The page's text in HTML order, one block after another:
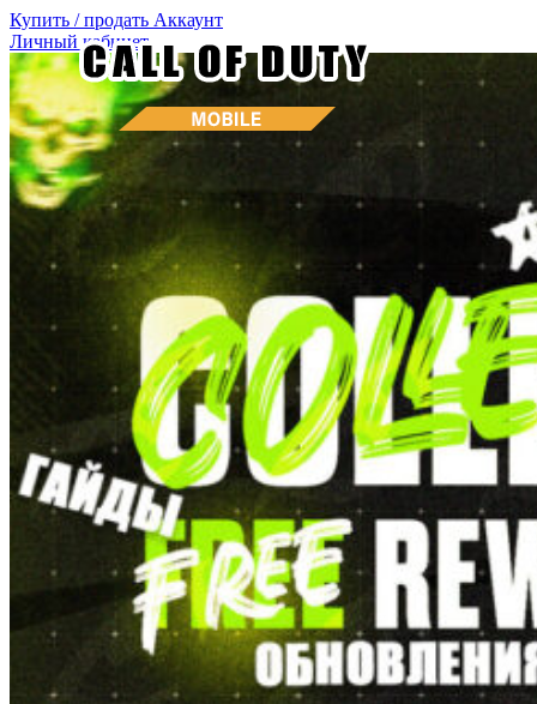
Купить / продать Аккаунт
Личный кабинет